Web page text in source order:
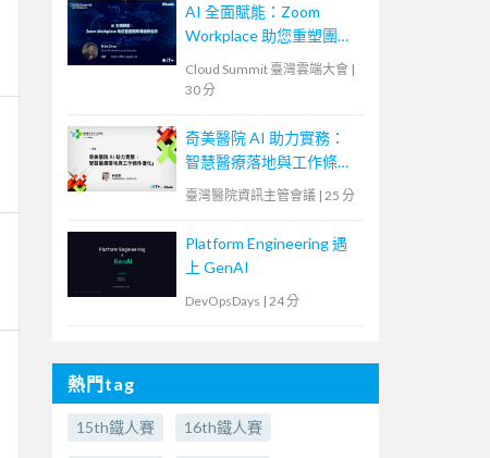
AI 全面賦能：Zoom
Workplace 助您重塑團隊
Cloud Summit 臺灣雲端大會 |
30 分
奇美醫院 AI 助力實務：
智慧醫療落地與工作條件
優化
臺灣醫院資訊主管會議 | 25 分
Platform Engineering 遇
上 GenAI
DevOpsDays | 24 分
熱門tag
15th鐵人賽 16th鐵人賽